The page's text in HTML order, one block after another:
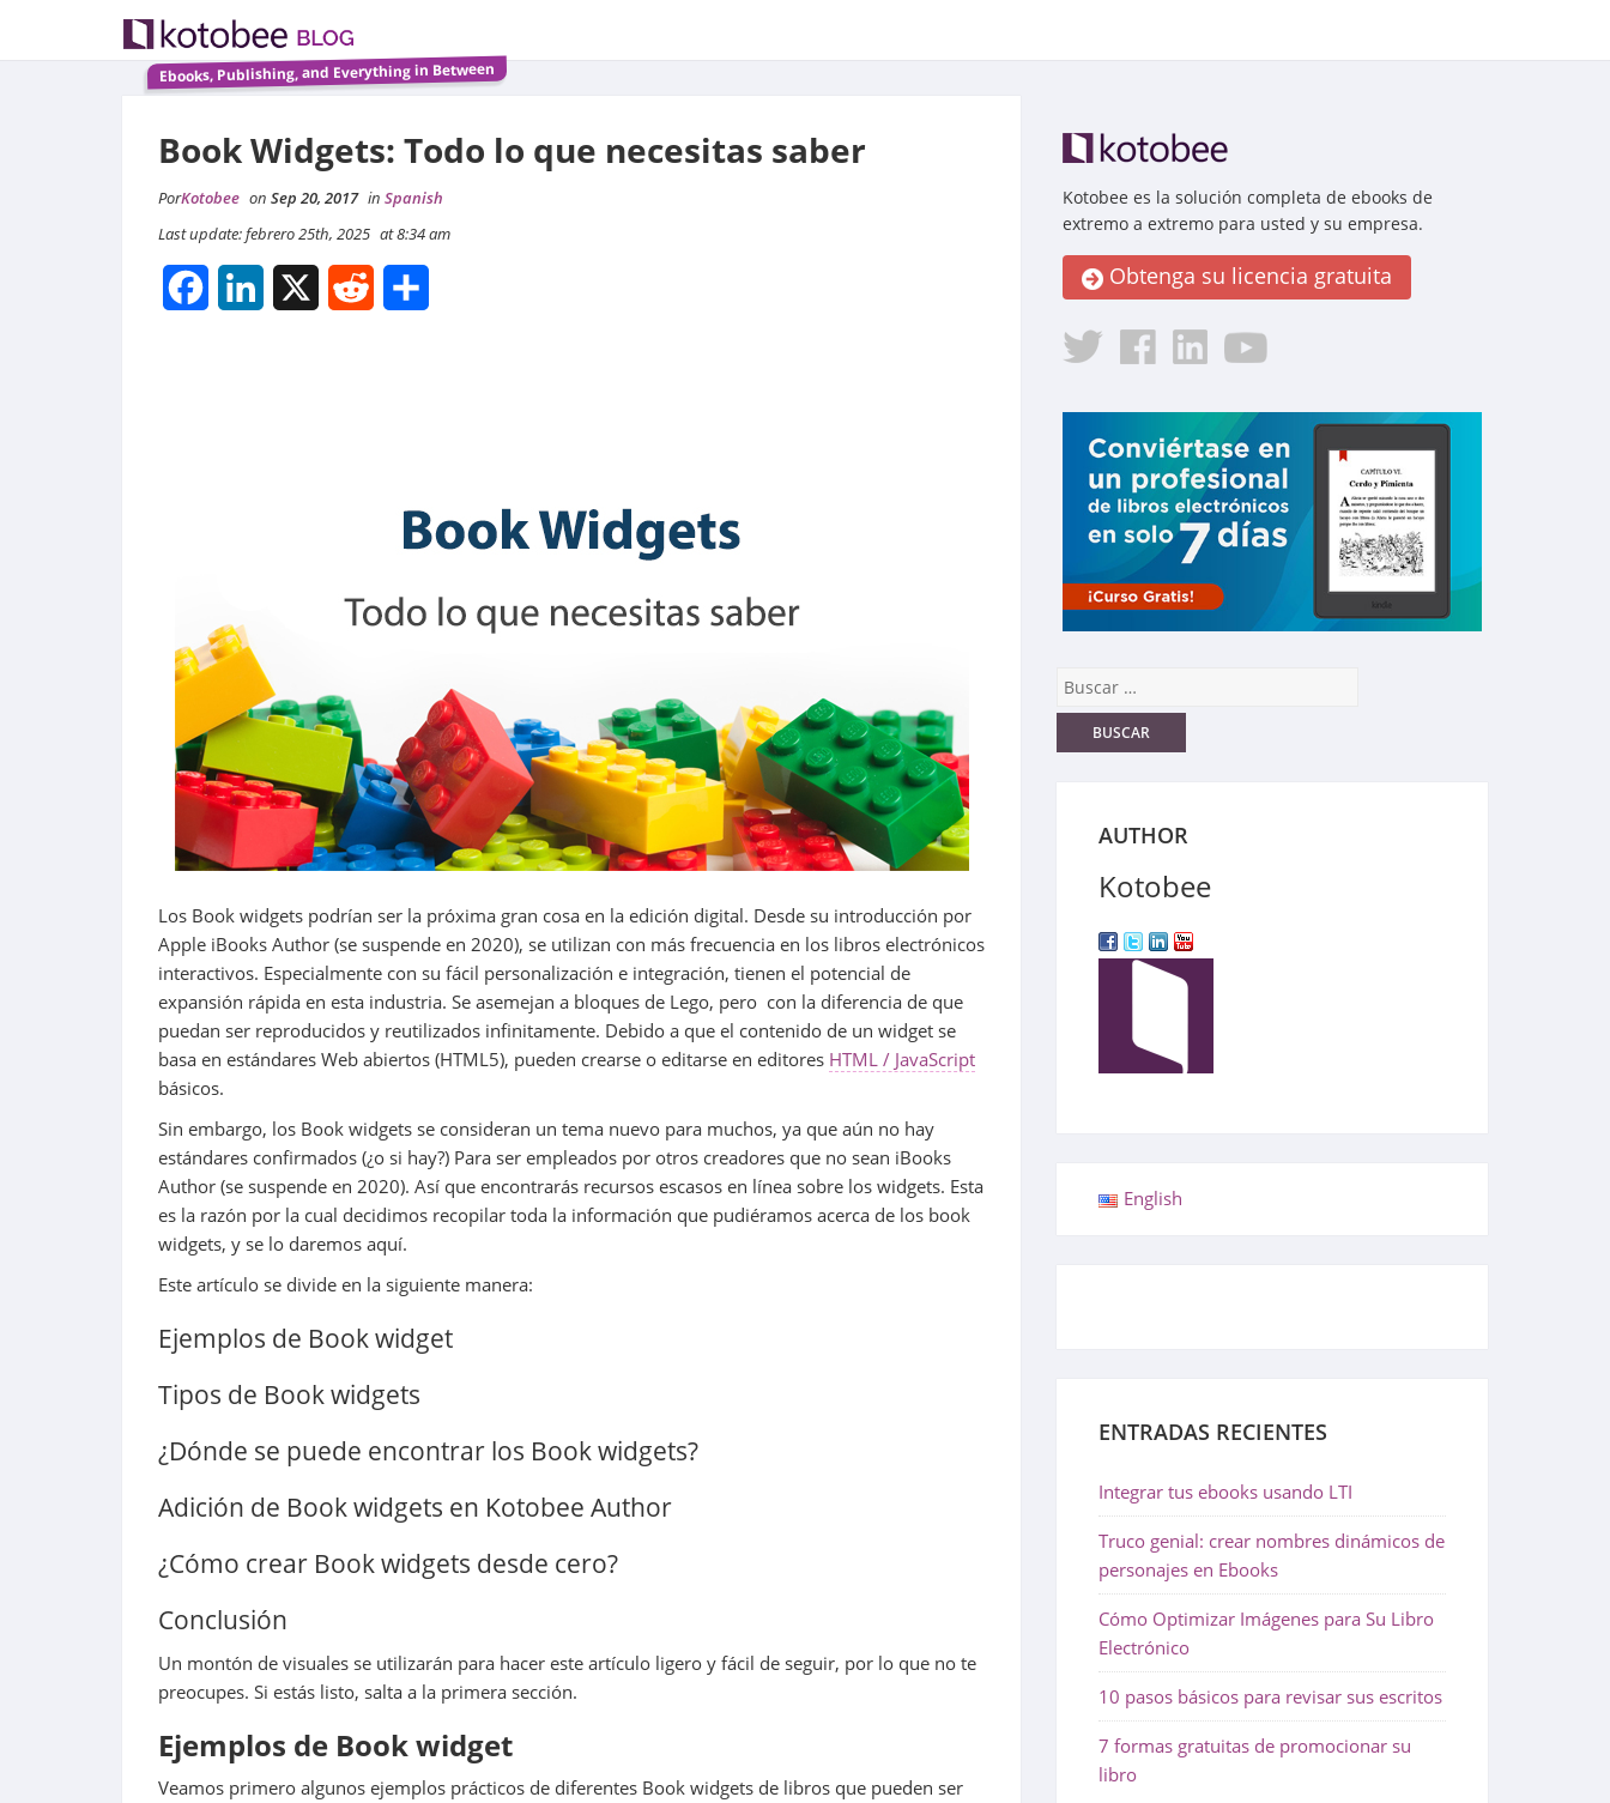
Ebooks, Publishing, and Everything in Between
Book Widgets: Todo lo que necesitas saber
PorKotobee on Sep 20, 2017 in Spanish
Last update: febrero 25th, 2025 at 8:34 am
FacebookLinkedIn Reddit
Los Book widgets podrían ser la próxima gran cosa en la edición digital. Desde su introducción por
Apple iBooks Author (se suspende en 2020), se utilizan con más frecuencia en los libros electrónicos
interactivos. Especialmente con su fácil personalización e integración, tienen el potencial de
expansión rápida en esta industria. Se asemejan a bloques de Lego, pero con la diferencia de que
puedan ser reproducidos y reutilizados infinitamente. Debido a que el contenido de un widget se
basa en estándares Web abiertos (HTML5), pueden crearse o editarse en editores HTML / JavaScript
básicos.
Sin embargo, los Book widgets se consideran un tema nuevo para muchos, ya que aún no hay
estándares confirmados (¿o si hay?) Para ser empleados por otros creadores que no sean iBooks
Author (se suspende en 2020). Así que encontrarás recursos escasos en línea sobre los widgets. Esta
es la razón por la cual decidimos recopilar toda la información que pudiéramos acerca de los book
widgets, y se lo daremos aquí.
Este artículo se divide en la siguiente manera:
Ejemplos de Book widget
Tipos de Book widgets
¿Dónde se puede encontrar los Book widgets?
Adición de Book widgets en Kotobee Author
¿Cómo crear Book widgets desde cero?
Conclusión
Un montón de visuales se utilizarán para hacer este artículo ligero y fácil de seguir, por lo que no te
preocupes. Si estás listo, salta a la primera sección.
Ejemplos de Book widget
Veamos primero algunos ejemplos prácticos de diferentes Book widgets de libros que pueden ser
Kotobee es la solución completa de ebooks de
extremo a extremo para usted y su empresa.
Obtenga su licencia gratuita
AUTHOR
Kotobee
English
ENTRADAS RECIENTES
Integrar tus ebooks usando LTI
Truco genial: crear nombres dinámicos de
personajes en Ebooks
Cómo Optimizar Imágenes para Su Libro
Electrónico
10 pasos básicos para revisar sus escritos
7 formas gratuitas de promocionar su
libro